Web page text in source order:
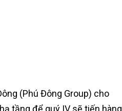
(Phú Đông Group) cho
tầng để quý IV sẽ tiến hàng